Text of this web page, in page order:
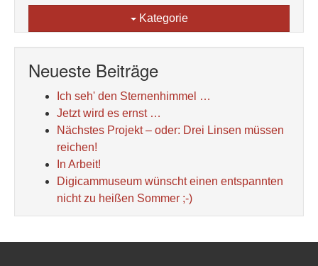
Kategorie
Neueste Beiträge
Ich seh' den Sternenhimmel …
Jetzt wird es ernst …
Nächstes Projekt – oder: Drei Linsen müssen
reichen!
In Arbeit!
Digicammuseum wünscht einen entspannten
nicht zu heißen Sommer ;-)